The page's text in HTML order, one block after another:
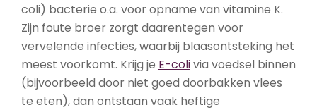
coli) bacterie o.a. voor opname van vitamine K.
Zijn foute broer zorgt daarentegen voor
vervelende infecties, waarbij blaasontsteking het
meest voorkomt. Krijg je E-colivia voedsel binnen
(bijvoorbeeld door niet goed doorbakken vlees
te eten), dan ontstaan vaak heftige